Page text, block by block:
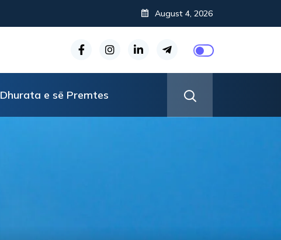
August 4, 2026
Dhurata e së Premtes